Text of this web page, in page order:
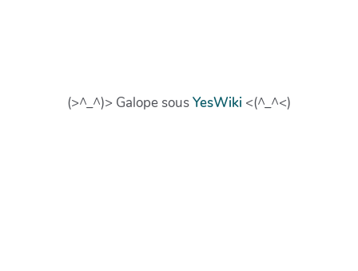
(>^_^)> Galope sousYesWiki <(^_^<)